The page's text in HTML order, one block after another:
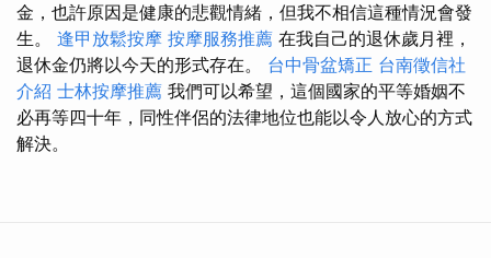
金，也許原因是健康的悲觀情緒，但我不相信這種情況會發
生。 逢甲放鬆按摩 按摩服務推薦 在我自己的退休歲月裡，
退休金仍將以今天的形式存在。 台中骨盆矯正 台南徵信社
介紹 士林按摩推薦 我們可以希望，這個國家的平等婚姻不
必再等四十年，同性伴侶的法律地位也能以令人放心的方式
解決。